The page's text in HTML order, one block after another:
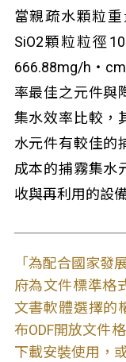
當親疏水顆粒
SiO2顆粒粒徑
666.88mg/
率最佳之元件與
集水效率比較，
水元件有較佳的
成本的捕霧集水
收與再利用的設
「為配合國家發
府為文件標準格
文書軟體選擇的
布ODF開放文件
下載安裝使用，